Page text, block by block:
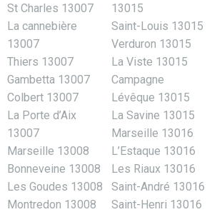
St Charles 13007
La cannebière
13007
Thiers 13007
Gambetta 13007
Colbert 13007
La Porte d’Aix
13007
Marseille 13008
Bonneveine 13008
Les Goudes 13008
Montredon 13008
13015
Saint-Louis 13015
Verduron 13015
La Viste 13015
Campagne
Lévêque 13015
La Savine 13015
Marseille 13016
L’Estaque 13016
Les Riaux 13016
Saint-André 13016
Saint-Henri 13016